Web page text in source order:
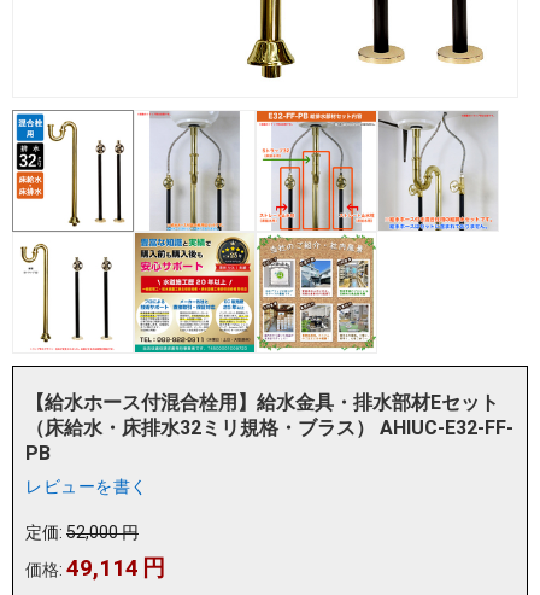
【給水ホース付混合栓用】給水金具・排水部材Eセット
（床給水・床排水32ミリ規格・ブラス） AHIUC-E32-FF-
PB
レビューを書く
定価: 52,000円
価格: 49,114 円